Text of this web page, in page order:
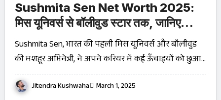
Sushmita Sen Net Worth 2025:
मिस यूनिवर्स से बॉलीवुड स्टार तक, जानिए
उनकी ₹100 करोड़ संपत्ति का राज़!
Sushmita Sen, भारत की पहली मिस यूनिवर्स और बॉलीवुड
की मशहूर अभिनेत्री, ने अपने करियर में कई ऊँचाइयों को छुआ…
Jitendra Kushwaha March 1, 2025